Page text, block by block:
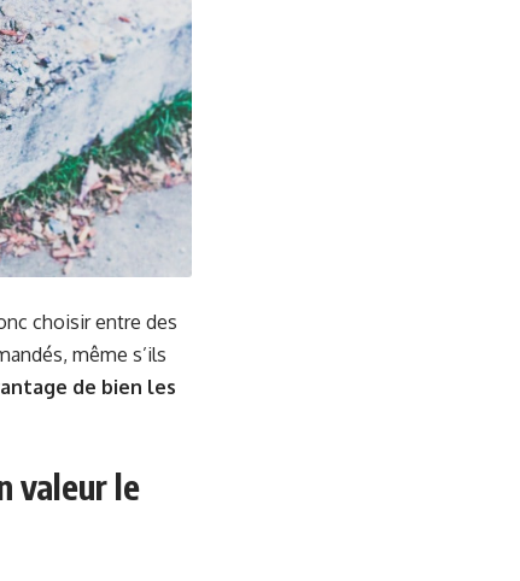
choisir entre des
même s’ils
de bien les
valeur le